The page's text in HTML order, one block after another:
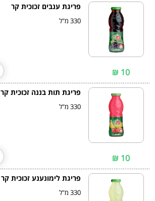
פריגת ענבים זכוכית קר
330 מ"ל
10 ₪
פריגת תות בננה זכוכית קר
330 מ"ל
10 ₪
פריגת לימונענע זכוכית קר
330 מ"ל